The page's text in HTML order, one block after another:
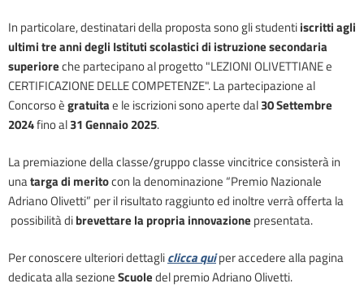
In particolare, destinatari della proposta sono gli studentiiscritti agli
ultimi tre anni degli Istituti scolastici di istruzione secondaria
superioreche partecipano al progetto "LEZIONI OLIVETTIANE e
CERTIFICAZIONE DELLE COMPETENZE". La partecipazione al
Concorso ègratuitae le iscrizioni sono aperte dal30 Settembre
2024fino al31 Gennaio 2025.
La premiazione della classe/gruppo classe vincitrice consisterà in
unatarga di meritocon la denominazione “Premio Nazionale
Adriano Olivetti” per il risultato raggiunto ed inoltre verrà offerta la
possibilità dibrevettare la propria innovazione presentata.
Per conoscere ulteriori dettagliclicca quiper accedere alla pagina
dedicata alla sezioneScuoledel premio Adriano Olivetti.